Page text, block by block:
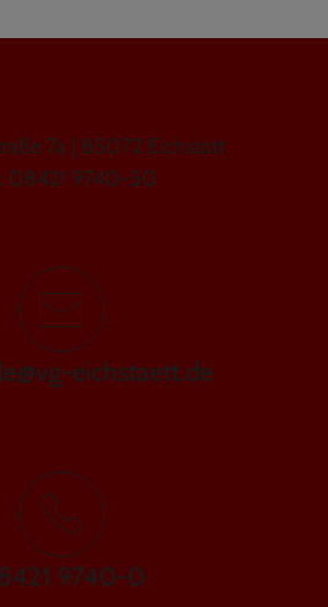
7a | 85072 Eichstätt
08421 9740-50
eichstaett.de
9740-0